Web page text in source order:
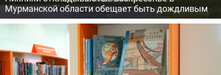
Мурманской области обещает быть дождливым